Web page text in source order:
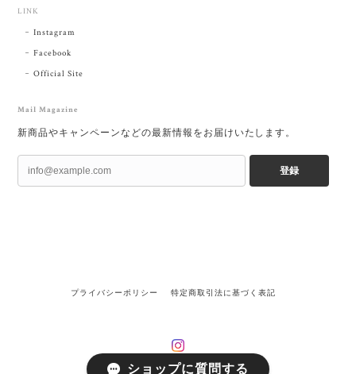
LINK
Instagram
Facebook
Official Site
Mail Magazine
新商品やキャンペーンなどの最新情報をお届けいたします。
登録
プライバシーポリシー 特定商取引法に基づく表記
ショップに質問する